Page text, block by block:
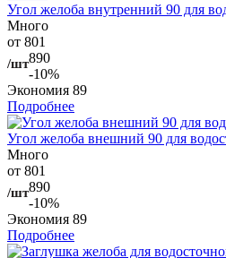
Угол желоба внутренний 90 для
Много
от 801
/шт890
-10%
Экономия 89
Подробнее
Угол желоба внешний 90 для
Много
от 801
/шт890
-10%
Экономия 89
Подробнее